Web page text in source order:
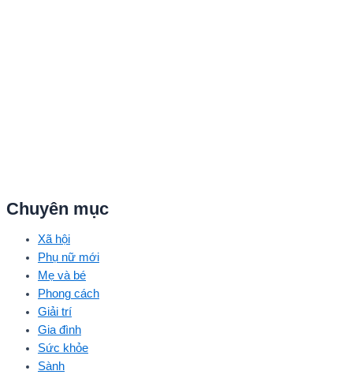
Chuyên mục
Xã hội
Phụ nữ mới
Mẹ và bé
Phong cách
Giải trí
Gia đình
Sức khỏe
Sành